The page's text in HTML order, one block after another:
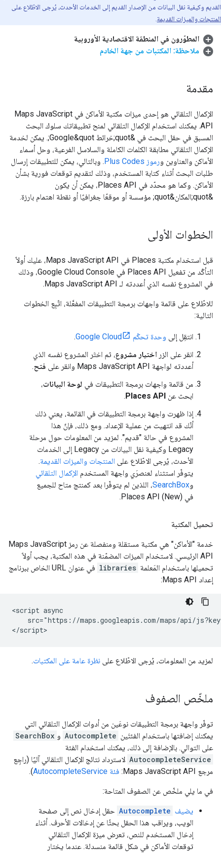
القديم وكيفية نقل البيانات من الإصدار القديم إلى الخدمات الأحدث، يُرجى الاطّلاع على
المنتجات والميزات القديمة.
المطوّرون في المنطقة الاقتصادية الأوروبية
ملاحظة: المكتبات من جهة الخادم
مقدمة
الإكمال التلقائي هو إحدى ميزات مكتبة الأماكن في Maps JavaScript
API. يمكنك استخدام الإكمال التلقائي لمنح تطبيقاتك سلوك البحث
المسبق في حقل البحث في &quot;خرائط Google&quot;. يمكن لخدمة
الإكمال التلقائي مطابقة الكلمات الكاملة والسلاسل الفرعية، وحل أسماء
الأماكن والعناوين ورموز Plus Codes
. وبالتالي، يمكن للتطبيقات إرسال
طلبات البحث أثناء كتابة المستخدم، وذلك لتقديم توقعات فورية بشأن
الأماكن. وكما هو محدّد في Places API، يمكن أن يكون
&quot;المكان&quot; مؤسسة أو موقعًا جغرافيًا أو نقطة اهتمام بارزة.
الخطوات الأولى
قبل استخدام مكتبة Places في Maps JavaScript API، عليك أولاً
التأكّد من تفعيل Places API في Google Cloud Console، وذلك
في المشروع نفسه الذي أعددته لـ Maps JavaScript API.
للاطّلاع على قائمة واجهات برمجة التطبيقات المفعَّلة، اتّبِع الخطوات
التالية:
انتقِل إلى وحدة تحكّم Google Cloud
.
انقر على الزر اختيار مشروع، ثم اختَر المشروع نفسه الذي
أعددته لواجهة Maps JavaScript API وانقر على
فتح.
من قائمة واجهات برمجة التطبيقات في لوحة البيانات،
ابحث عن Places API
.
إذا ظهرت واجهة برمجة التطبيقات في القائمة، يعني ذلك
أنّك قد انتهيت من عملية الإعداد. ومع ذلك، فإنّ هذا
المشروع في حالة "قديم". لمزيد من المعلومات حول مرحلة
Legacy وكيفية نقل البيانات من Legacy إلى الخدمات
الأحدث، يُرجى الاطّلاع على المنتجات والميزات القديمة.
يتوفّر استثناء لعنصرَي واجهة المستخدم الإكمال التلقائي
وSearchBox، اللذين لم يتوفّرا بعد كمنتج متاح للجميع
في Places API (New).
تحميل المكتبة
خدمة "الأماكن" هي مكتبة مستقلة ومنفصلة عن رمز Maps JavaScript
API الرئيسي. لاستخدام الميزات المضمّنة في هذه المكتبة، يجب أولاً
تحميلها باستخدام المَعلمة libraries
في عنوان URL الخاص ببرنامج
إعداد Maps API:
<script async
src="https://maps.googleapis.com/maps/api/
</script>
لمزيد من المعلومات، يُرجى الاطّلاع على نظرة عامة على المكتبات.
ملخّص الصفوف
توفّر واجهة برمجة التطبيقات نوعَين من أدوات الإكمال التلقائي التي
يمكنك إضافتها باستخدام الفئتَين Autocomplete و SearchBox
على التوالي. بالإضافة إلى ذلك، يمكنك استخدام الفئة
AutocompleteService لاسترداد نتائج الإكمال التلقائي آليًا (راجِع
مرجع Maps JavaScript API:‏
فئة AutocompleteService ).
في ما يلي ملخّص عن الصفوف المتاحة:
يضيف Autocomplete حقل إدخال نص إلى صفحة
الويب، ويراقب هذا الحقل بحثًا عن إدخالات الأحرف. أثناء
إدخال المستخدم للنص، تعرض ميزة الإكمال التلقائي
توقعات الأماكن في شكل قائمة منسدلة. عندما يختار